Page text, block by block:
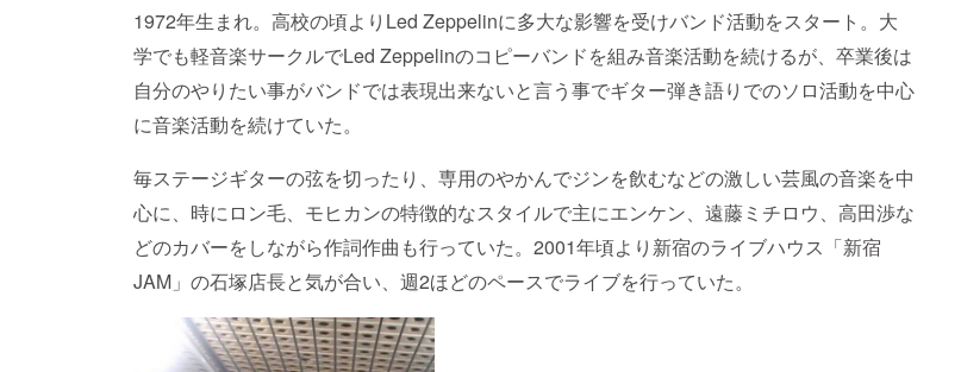
1972年生まれ。高校の頃よりLed Zeppelinに多大な影響を受けバンド活動をスタート。大
学でも軽音楽サークルでLed Zeppelinのコピーバンドを組み音楽活動を続けるが、卒業後は
自分のやりたい事がバンドでは表現出来ないと言う事でギター弾き語りでのソロ活動を中心
に音楽活動を続けていた。
毎ステージギターの弦を切ったり、専用のやかんでジンを飲むなどの激しい芸風の音楽を中
心に、時にロン毛、モヒカンの特徴的なスタイルで主にエンケン、遠藤ミチロウ、高田渉な
どのカバーをしながら作詞作曲も行っていた。2001年頃より新宿のライブハウス「新宿
JAM」の石塚店長と気が合い、週2ほどのペースでライブを行っていた。